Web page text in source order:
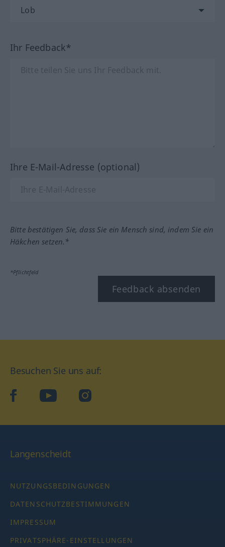
Ihr Feedback*
Ihre E-Mail-Adresse (optional)
Bitte bestätigen Sie, dass Sie ein Mensch sind, indem Sie ein
Häkchen setzen.*
*Pflichtfeld
Feedback absenden
Besuchen Sie uns auf:
facebookYouTube Instagram
Langenscheidt
NUTZUNGSBEDINGUNGEN
DATENSCHUTZBESTIMMUNGEN
IMPRESSUM
PRIVATSPHÄRE-EINSTELLUNGEN